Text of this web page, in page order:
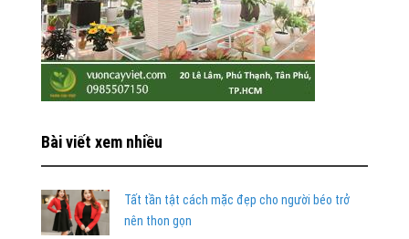
Bài viết xem nhiều
Tất tần tật cách mặc đẹp cho người béo trở
nên thon gọn